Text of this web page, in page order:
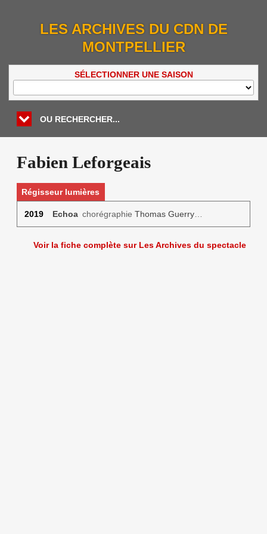
LES ARCHIVES DU CDN DE
MONTPELLIER
SÉLECTIONNER UNE SAISON
OU RECHERCHER...
Fabien Leforgeais
Régisseur lumières
2019 Echoachorégraphie Thomas Guerry…
Voir la fiche complète sur Les Archives du spectacle